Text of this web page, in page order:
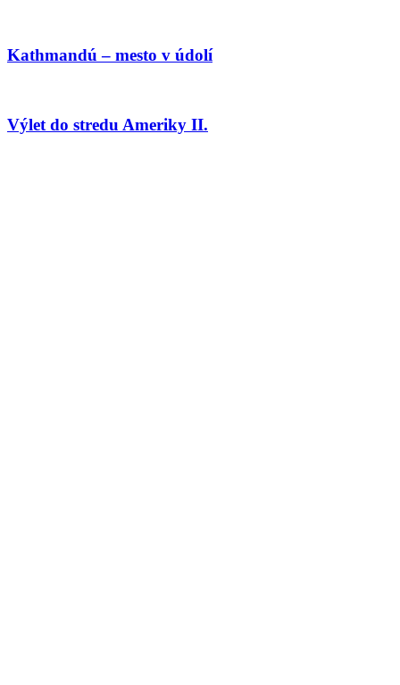
Kathmandú – mesto v údolí
Výlet do stredu Ameriky II.